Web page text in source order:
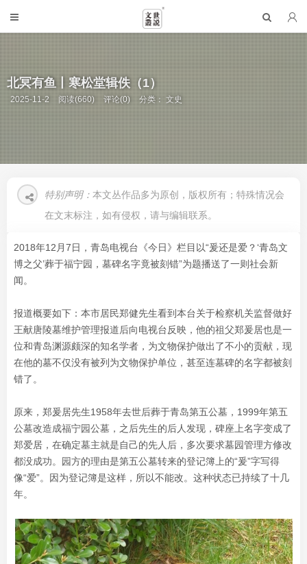
北冥有鱼丨寒松堂辑佚（1）
2025-11-2 阅读(660) 评论(0) 分类：文史
特别声明： 本文丛作品多为原创，版权所有；特殊情况会
在文末标注，如有侵权，请与编辑联系。
2018年12月7日，青岛电视台《今日》栏目以“爰还是爱？‘青岛文
博之父’葬于福宁园，墓碑名字竟被刻错”为题播送了一则社会新
闻。
报道概要如下：本市居民郑健先生看到本台关于检察机关监督做好
王献唐陵墓维护管理报道后向电视台反映，他的祖父郑爰居也是一
位和青岛渊源颇深的知名学者，为文物保护做出了不小的贡献，现
在他的墓不仅没有被列为文物保护单位，甚至连墓碑的名字都被刻
错了。
原来，郑爰居先生1958年去世后葬于青岛第五公墓，1999年第五
公墓改造成福宁园公墓，之后先生的后人发现，碑座上名字变成了
郑爱居，在确定墓主就是自己的先人后，多次要求墓园管理方修改
都没成功。园方的理由是第五公墓转来的登记簿上的“爰”字写得
像“爱”。因为登记簿是这样，所以不能改。这种状态已持续了十几
年。